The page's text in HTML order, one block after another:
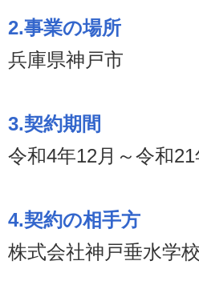
2.事業の場所
兵庫県神戸市
3.契約期間
令和4年12月～令和21
4.契約の相手方
株式会社神戸垂水学